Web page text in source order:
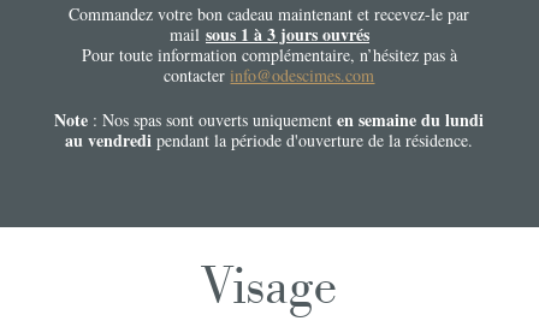
Commandez votre bon cadeau maintenant et recevez-le par
mail sous 1 à 3 jours ouvrés
Pour toute information complémentaire, n’hésitez pas à
contacter info@odescimes.com
Note : Nos spas sont ouverts uniquementen semaine du lundi
au vendredi pendant la période d'ouverture de la résidence.
Visage